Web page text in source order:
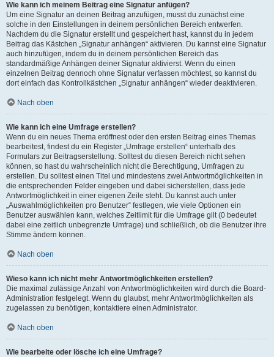
Wie kann ich meinem Beitrag eine Signatur anfügen?
Um eine Signatur an deinen Beitrag anzufügen, musst du zunächst eine
solche in den Einstellungen in deinem persönlichen Bereich entwerfen.
Nachdem du die Signatur erstellt und gespeichert hast, kannst du in jedem
Beitrag das Kästchen „Signatur anhängen“ aktivieren. Du kannst eine Signatur
auch hinzufügen, indem du in deinem persönlichen Bereich das
standardmäßige Anhängen deiner Signatur aktivierst. Wenn du einen
einzelnen Beitrag dennoch ohne Signatur verfassen möchtest, so kannst du
dort einfach das Kontrollkästchen „Signatur anhängen“ wieder deaktivieren.
Nach oben
Wie kann ich eine Umfrage erstellen?
Wenn du ein neues Thema eröffnest oder den ersten Beitrag eines Themas
bearbeitest, findest du ein Register „Umfrage erstellen“ unterhalb des
Formulars zur Beitragserstellung. Solltest du diesen Bereich nicht sehen
können, so hast du wahrscheinlich nicht die Berechtigung, Umfragen zu
erstellen. Du solltest einen Titel und mindestens zwei Antwortmöglichkeiten in
die entsprechenden Felder eingeben und dabei sicherstellen, dass jede
Antwortmöglichkeit in einer eigenen Zeile steht. Du kannst auch unter
„Auswahlmöglichkeiten pro Benutzer“ festlegen, wie viele Optionen ein
Benutzer auswählen kann, welches Zeitlimit für die Umfrage gilt (0 bedeutet
dabei eine zeitlich unbegrenzte Umfrage) und schließlich, ob die Benutzer ihre
Stimme ändern können.
Nach oben
Wieso kann ich nicht mehr Antwortmöglichkeiten erstellen?
Die maximal zulässige Anzahl von Antwortmöglichkeiten wird durch die Board-
Administration festgelegt. Wenn du glaubst, mehr Antwortmöglichkeiten als
zugelassen zu benötigen, kontaktiere einen Administrator.
Nach oben
Wie bearbeite oder lösche ich eine Umfrage?